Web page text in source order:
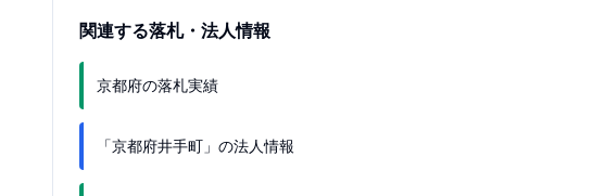
関連する落札・法人情報
京都府の落札実績
「京都府井手町」の法人情報